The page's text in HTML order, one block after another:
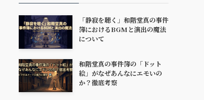
「静寂を聴く」和階堂真の事件
簿におけるBGMと演出の魔法
について
和階堂真の事件簿の「ドット
絵」がなぜあんなにエモいの
か？徹底考察